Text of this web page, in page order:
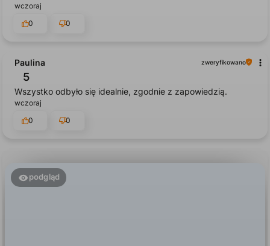
wczoraj
0
0
Paulina zweryfikowano
5
Wszystko odbyło się idealnie, zgodnie z zapowiedzią.
wczoraj
0
0
podgląd